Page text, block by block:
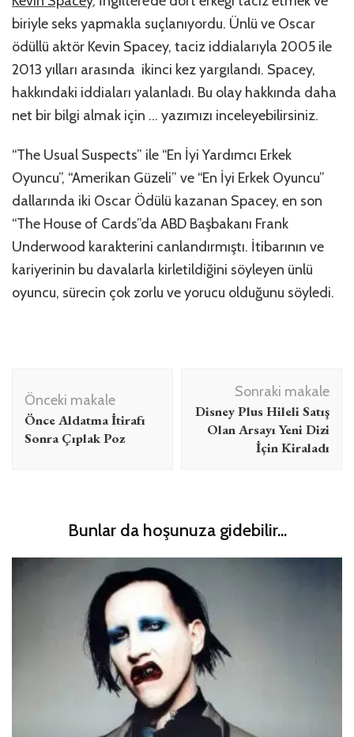
biriyle seks yapmakla suçlanıyordu. Ünlü ve Oscar
ödüllü aktör Kevin Spacey, taciz iddialarıyla 2005 ile
2013 yılları arasında ikinci kez yargılandı. Spacey,
hakkındaki iddiaları yalanladı. Bu olay hakkında daha
net bir bilgi almak için … yazımızı inceleyebilirsiniz.
“The Usual Suspects” ile “En İyi Yardımcı Erkek
Oyuncu”, “Amerikan Güzeli” ve “En İyi Erkek Oyuncu”
dallarında iki Oscar Ödülü kazanan Spacey, en son
“The House of Cards”da ABD Başbakanı Frank
Underwood karakterini canlandırmıştı. İtibarının ve
kariyerinin bu davalarla kirletildiğini söyleyen ünlü
oyuncu, sürecin çok zorlu ve yorucu olduğunu söyledi.
dolaşımı
Önceki makale
Önce Aldatma İtirafı
Sonra Çıplak Poz
Sonraki makale
Disney Plus Hileli Satış
Olan Arsayı Yeni Dizi
İçin Kiraladı
Bunlar da hoşunuza gidebilir...